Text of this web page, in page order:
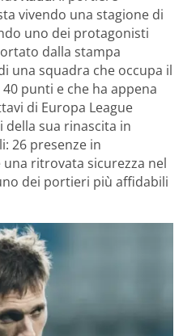
vivendo una stagione di
uno dei protagonisti
dalla stampa
una squadra che occupa il
punti e che ha appena
di Europa League
della sua rinascita in
26 presenze in
ritrovata sicurezza nel
dei portieri più affidabili